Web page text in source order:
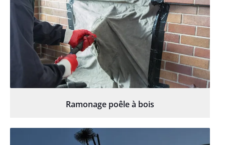
Ramonage poêle à bois